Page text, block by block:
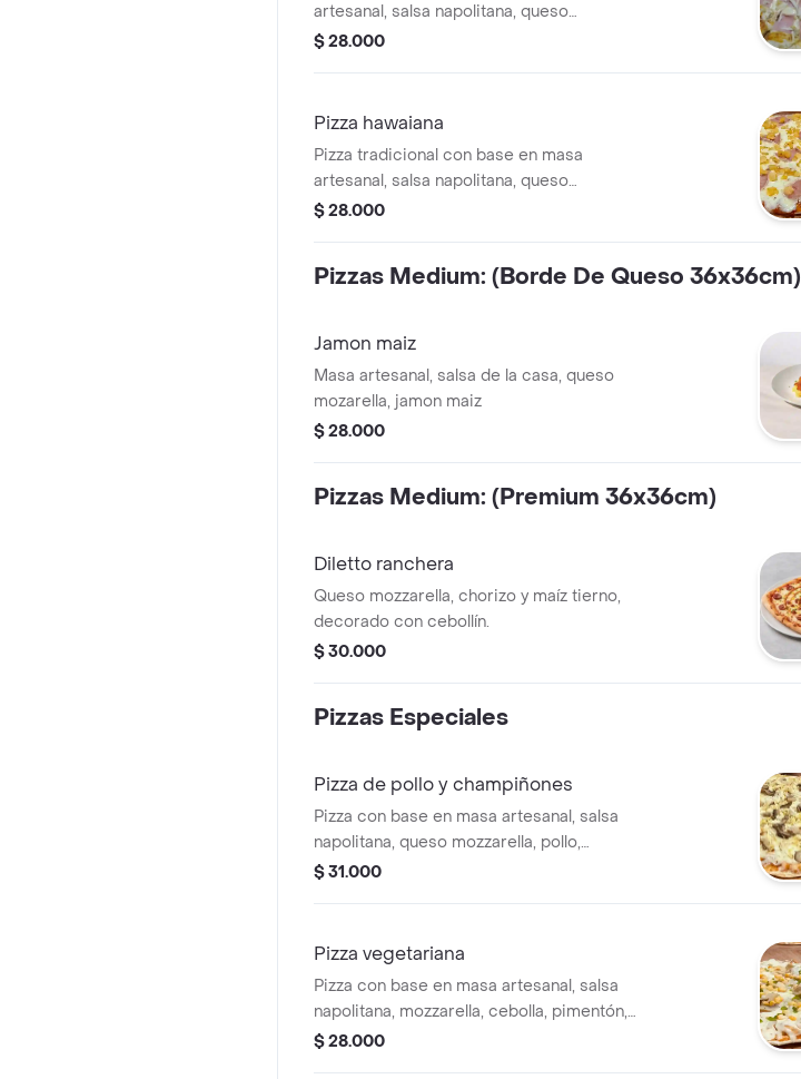
artesanal, salsa napolitana, queso
mozzarella, jamón, pollo, tamaño personal
$ 28.000
Pizza hawaiana
Pizza tradicional con base en masa
artesanal, salsa napolitana, queso
mozzarella, jamón, piña, tamaño personal
$ 28.000
Pizzas Medium: (Borde De Queso 36x36cm)
Jamon maiz
Masa artesanal, salsa de la casa, queso
mozarella, jamon maiz
$ 28.000
Pizzas Medium: (Premium 36x36cm)
Diletto ranchera
Queso mozzarella, chorizo y maíz tierno,
decorado con cebollín.
$ 30.000
Pizzas Especiales
Pizza de pollo y champiñones
Pizza con base en masa artesanal, salsa
napolitana, queso mozzarella, pollo,
champiñones, tamaño personal de 24 x 24
$ 31.000
Pizza vegetariana
Pizza con base en masa artesanal, salsa
napolitana, mozzarella, cebolla, pimentón,
maíz, champiñones, tamaño personal de
$ 28.000